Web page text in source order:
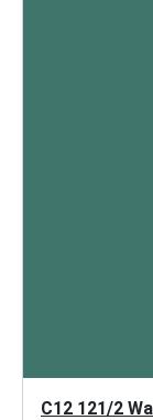
C12 121/2